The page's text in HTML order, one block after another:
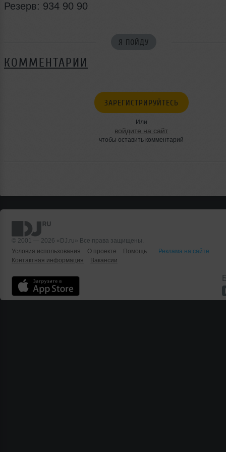
Резерв: 934 90 90
Я ПОЙДУ
КОММЕНТАРИИ
ЗАРЕГИСТРИРУЙТЕСЬ
Или
войдите на сайт
чтобы оставить комментарий
© 2001 — 2026 «DJ.ru» Все права защищены.
Условия использования
О проекте Помощь
Реклама на сайте
Контактная информация
Вакансии